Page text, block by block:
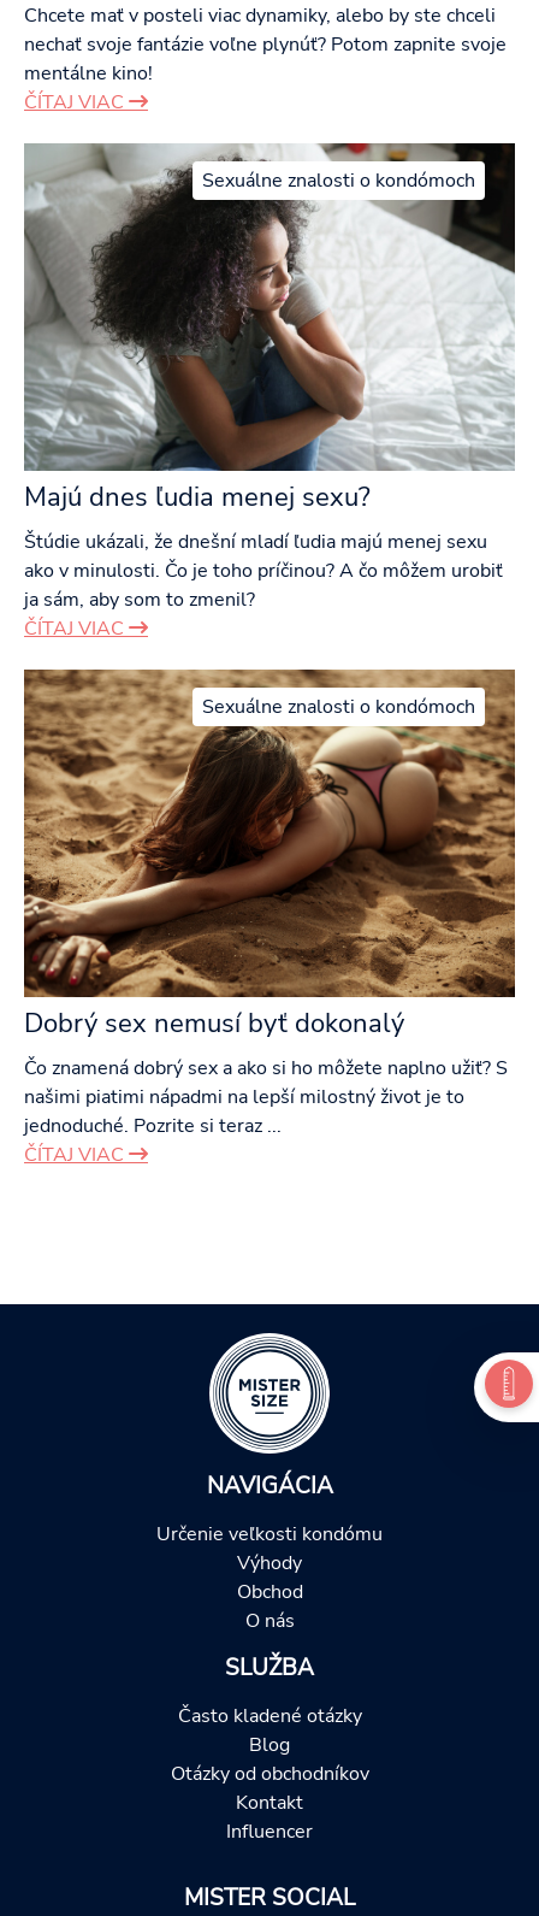
Chcete mať v posteli viac dynamiky, alebo by ste chceli
nechať svoje fantázie voľne plynúť? Potom zapnite svoje
mentálne kino!
ČÍTAJ VIAC
Sexuálne znalosti o kondómoch
Majú dnes ľudia menej sexu?
Štúdie ukázali, že dnešní mladí ľudia majú menej sexu
ako v minulosti. Čo je toho príčinou? A čo môžem urobiť
ja sám, aby som to zmenil?
ČÍTAJ VIAC
Sexuálne znalosti o kondómoch
Dobrý sex nemusí byť dokonalý
Čo znamená dobrý sex a ako si ho môžete naplno užiť? S
našimi piatimi nápadmi na lepší milostný život je to
jednoduché. Pozrite si teraz ...
ČÍTAJ VIAC
NAVIGÁCIA
Určenie veľkosti kondómu
Výhody
Obchod
O nás
SLUŽBA
Často kladené otázky
Blog
Otázky od obchodníkov
Kontakt
Influencer
MISTER SOCIAL